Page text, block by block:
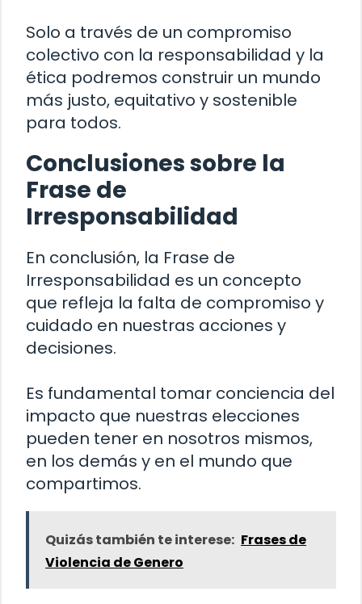
Solo a través de un compromiso
colectivo con la responsabilidad y la
ética podremos construir un mundo
más justo, equitativo y sostenible
para todos.
Conclusiones sobre la
Frase de
Irresponsabilidad
En conclusión, la Frase de
Irresponsabilidad es un concepto
que refleja la falta de compromiso y
cuidado en nuestras acciones y
decisiones.
Es fundamental tomar conciencia del
impacto que nuestras elecciones
pueden tener en nosotros mismos,
en los demás y en el mundo que
compartimos.
Quizás también te interese: Frases de
Violencia de Genero